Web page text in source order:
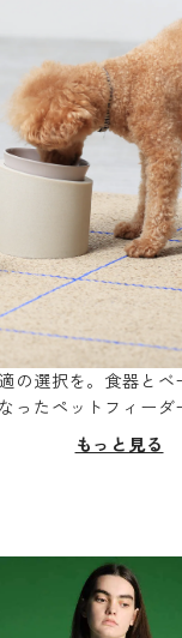
の選択を。食器とベ
ったペットフィーダ
もっと見る